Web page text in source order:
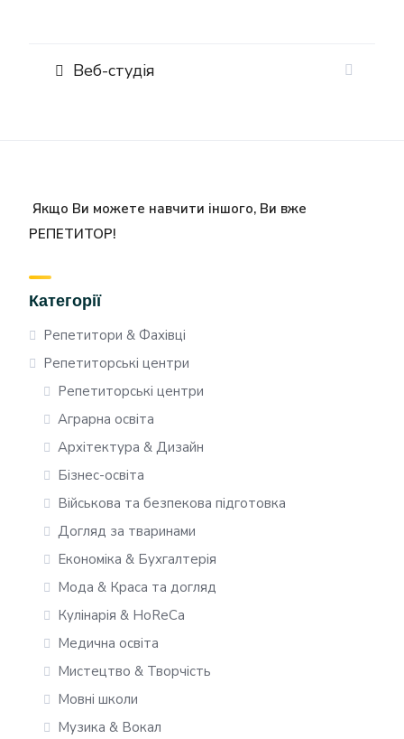
Веб-студія
Якщо Ви можете навчити іншого, Ви вже
РЕПЕТИТОР!
Категорії
Репетитори & Фахівці
Репетиторські центри
Репетиторські центри
Аграрна освіта
Архітектура & Дизайн
Бізнес-освіта
Військова та безпекова підготовка
Догляд за тваринами
Економіка & Бухгалтерія
Мода & Краса та догляд
Кулінарія & HoReCa
Медична освіта
Мистецтво & Творчість
Мовні школи
Музика & Вокал